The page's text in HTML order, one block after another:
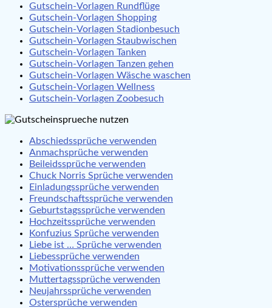
Gutschein-Vorlagen Rundflüge
Gutschein-Vorlagen Shopping
Gutschein-Vorlagen Stadionbesuch
Gutschein-Vorlagen Staubwischen
Gutschein-Vorlagen Tanken
Gutschein-Vorlagen Tanzen gehen
Gutschein-Vorlagen Wäsche waschen
Gutschein-Vorlagen Wellness
Gutschein-Vorlagen Zoobesuch
Abschiedssprüche verwenden
Anmachsprüche verwenden
Beileidssprüche verwenden
Chuck Norris Sprüche verwenden
Einladungssprüche verwenden
Freundschaftssprüche verwenden
Geburtstagssprüche verwenden
Hochzeitssprüche verwenden
Konfuzius Sprüche verwenden
Liebe ist … Sprüche verwenden
Liebessprüche verwenden
Motivationssprüche verwenden
Muttertagssprüche verwenden
Neujahrssprüche verwenden
Ostersprüche verwenden